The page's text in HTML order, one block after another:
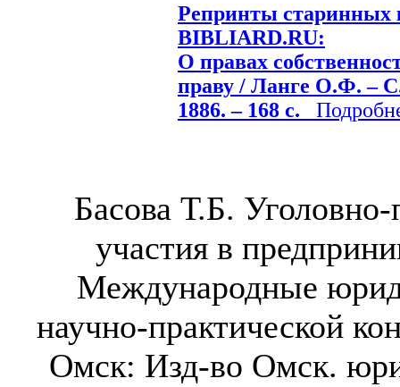
Репринты старинных
BIBLIARD.RU:
О правах
праву / Ланге О.Ф. –
1886. – 168 с.
Басова Т.Б. Уголовно-
участия в
Международные
научно-практической
Омск: Изд-во Омск.